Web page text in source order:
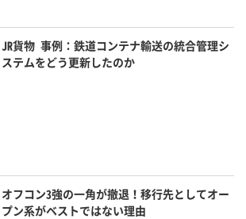
JR貨物 事例：鉄道コンテナ輸送の統合管理シ
ステムをどう更新したのか
オフコン3強の一角が撤退！移行先としてオー
プン系がベストではない理由